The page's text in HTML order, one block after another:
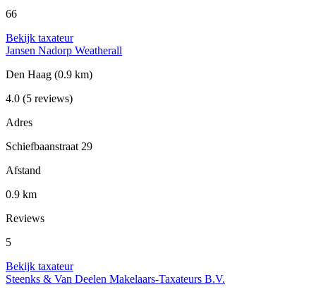
66
Bekijk taxateur
Jansen Nadorp Weatherall
Den Haag (0.9 km)
4.0 (5 reviews)
Adres
Schiefbaanstraat 29
Afstand
0.9 km
Reviews
5
Bekijk taxateur
Steenks & Van Deelen Makelaars-Taxateurs B.V.